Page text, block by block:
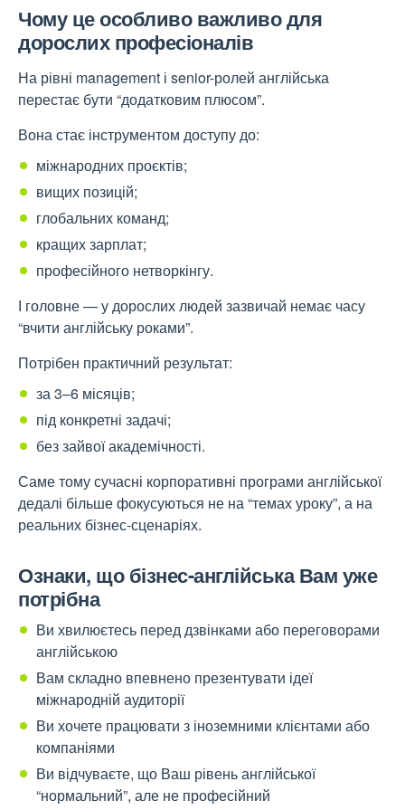
Чому це особливо важливо для
дорослих професіоналів
На рівні management і senior-ролей англійська
перестає бути “додатковим плюсом”.
Вона стає інструментом доступу до:
міжнародних проєктів;
вищих позицій;
глобальних команд;
кращих зарплат;
професійного нетворкінгу.
І головне — у дорослих людей зазвичай немає часу
“вчити англійську роками”.
Потрібен практичний результат:
за 3–6 місяців;
під конкретні задачі;
без зайвої академічності.
Саме тому сучасні корпоративні програми англійської
дедалі більше фокусуються не на “темах уроку”, а на
реальних бізнес-сценаріях.
Ознаки, що бізнес-англійська Вам уже
потрібна
Ви хвилюєтесь перед дзвінками або переговорами
англійською
Вам складно впевнено презентувати ідеї
міжнародній аудиторії
Ви хочете працювати з іноземними клієнтами або
компаніями
Ви відчуваєте, що Ваш рівень англійської
“нормальний”, але не професійний